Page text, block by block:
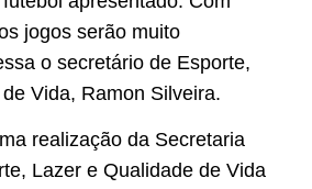
jogos serão muito
o secretário de Esporte,
Vida, Ramon Silveira.
realização da Secretaria
Lazer e Qualidade de Vida